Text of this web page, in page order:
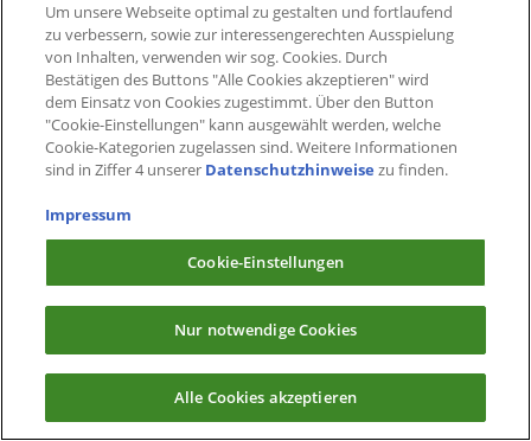
Um unsere Webseite optimal zu gestalten und fortlaufend
zu verbessern, sowie zur interessengerechten Ausspielung
von Inhalten, verwenden wir sog. Cookies. Durch
Bestätigen des Buttons "Alle Cookies akzeptieren" wird
dem Einsatz von Cookies zugestimmt. Über den Button
"Cookie-Einstellungen" kann ausgewählt werden, welche
Cookie-Kategorien zugelassen sind. Weitere Informationen
sind in Ziffer 4 unserer Datenschutzhinweise zu finden.
Impressum
Cookie-Einstellungen
Nur notwendige Cookies
Alle Cookies akzeptieren